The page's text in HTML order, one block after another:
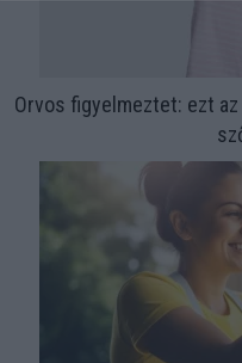
Orvos figyelmeztet: ezt